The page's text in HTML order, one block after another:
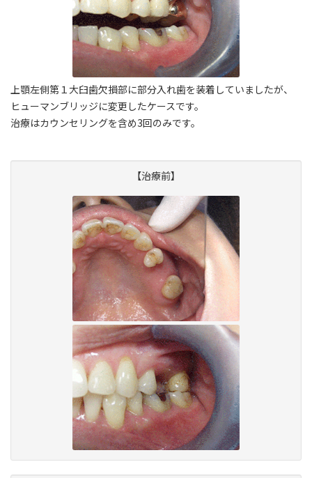
上顎左側第１大臼歯欠損部に部分入れ歯を装着していましたが、
ヒューマンブリッジに変更したケースです。
治療はカウンセリングを含め3回のみです。
【治療前】